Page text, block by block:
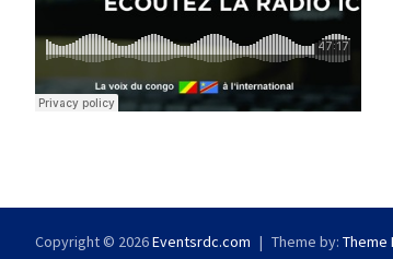
Copyright © 2026Eventsrdc.com Theme by: Theme